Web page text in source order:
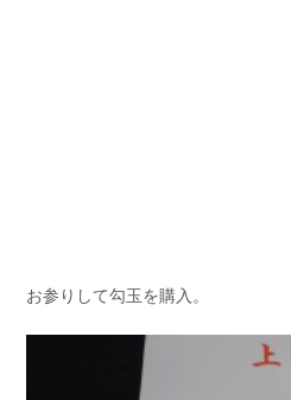
お参りして勾玉を購入。